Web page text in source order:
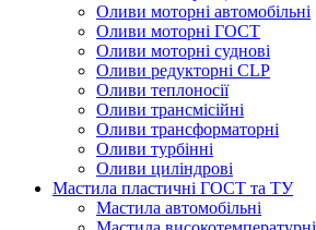
Оливи моторні автомобільні
Оливи моторні ГОСТ
Оливи моторні суднові
Оливи редукторні CLP
Оливи теплоносії
Оливи трансмісійні
Оливи трансформаторні
Оливи турбінні
Оливи циліндрові
Мастила пластичні ГОСТ та ТУ
Мастила автомобільні